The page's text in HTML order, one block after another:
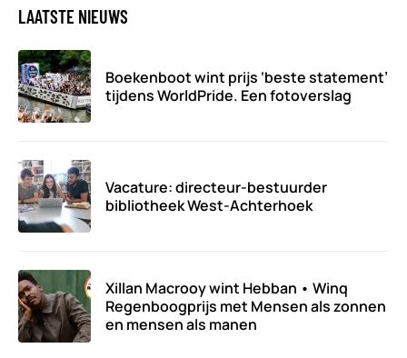
LAATSTE NIEUWS
Boekenboot wint prijs ‘beste statement’
tijdens WorldPride. Een fotoverslag
Vacature: directeur-bestuurder
bibliotheek West-Achterhoek
Xillan Macrooy wint Hebban • Winq
Regenboogprijs met Mensen als zonnen
en mensen als manen